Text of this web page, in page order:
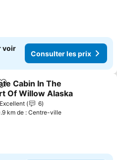
voir
Consulter les prix
Ajouter à mes favoris
Cabin In The
Of Willow Alaska
Excellent
6
km de : Centre-ville